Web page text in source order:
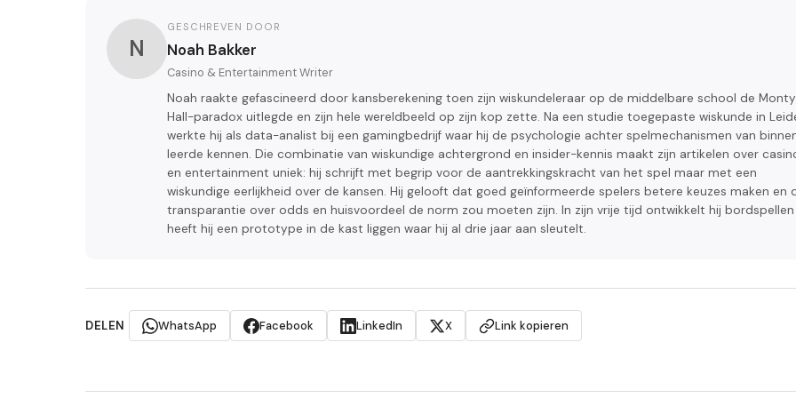
N
GESCHREVEN DOOR
Noah Bakker
Casino & Entertainment Writer
Noah raakte gefascineerd door kansberekening toen zijn wiskundeleraar op de middelbare school de Monty
Hall-paradox uitlegde en zijn hele wereldbeeld op zijn kop zette. Na een studie toegepaste wiskunde in
werkte hij als data-analist bij een gamingbedrijf waar hij de psychologie achter spelmechanismen van
leerde kennen. Die combinatie van wiskundige achtergrond en insider-kennis maakt zijn artikelen over
en entertainment uniek: hij schrijft met begrip voor de aantrekkingskracht van het spel maar met een
wiskundige eerlijkheid over de kansen. Hij gelooft dat goed geïnformeerde spelers betere keuzes maken en
transparantie over odds en huisvoordeel de norm zou moeten zijn. In zijn vrije tijd ontwikkelt hij bordspellen
heeft hij een prototype in de kast liggen waar hij al drie jaar aan sleutelt.
DELEN WhatsApp Facebook LinkedIn X Link kopieren